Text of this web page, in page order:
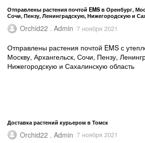
Отправлены растения почтой EMS в Оренбург,
Сочи, Пензу, Ленинградскую, Нижегородскую и
Orchid22 . Admin 7 ноября 2021
Отправлены растения почтой EMS с
Москву, Архангельск, Сочи, Пензу,
Нижегородскую и Сахалинскую область
Доставка растений курьером в Томск
Orchid22 . Admin 7 ноября 2021